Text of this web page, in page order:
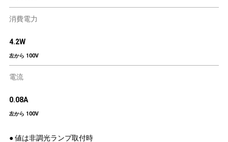
消費電力
4.2W
左から 100V
電流
0.08A
左から 100V
● 値は非調光ランプ取付時